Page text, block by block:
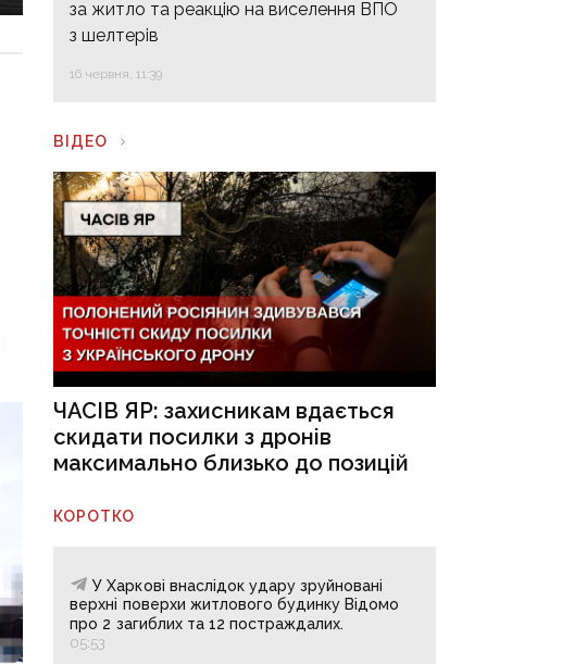
за житло та реакцію на виселення ВПО
з шелтерів
16 червня, 11:39
ВІДЕО
ЧАСІВ ЯР: захисникам вдається
скидати посилки з дронів
максимально близько до позицій
КОРОТКО
У Харкові внаслідок удару зруйновані
верхні поверхи житлового будинку Відомо
про 2 загиблих та 12 постраждалих.
05:53